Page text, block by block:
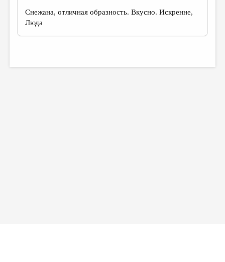
Снежана, отличная образность. Вкусно. Искренне,
Люда